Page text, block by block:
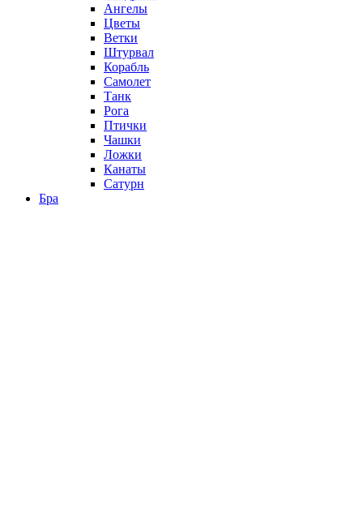
Ангелы
Цветы
Ветки
Штурвал
Корабль
Самолет
Танк
Рога
Птички
Чашки
Ложки
Канаты
Сатурн
Бра